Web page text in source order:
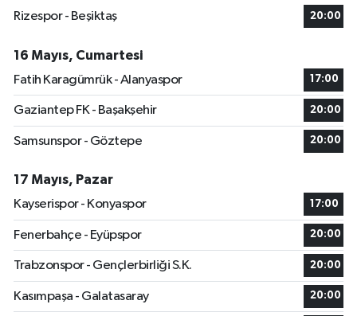
Rizespor - Beşiktaş
20:00
16 Mayıs, Cumartesi
Fatih Karagümrük - Alanyaspor
17:00
Gaziantep FK - Başakşehir 20:00
Samsunspor - Göztepe 20:00
17 Mayıs, Pazar
Kayserispor - Konyaspor
17:00
Fenerbahçe - Eyüpspor 20:00
Trabzonspor - Gençlerbirliği S.K. 20:00
Kasımpaşa - Galatasaray 20:00